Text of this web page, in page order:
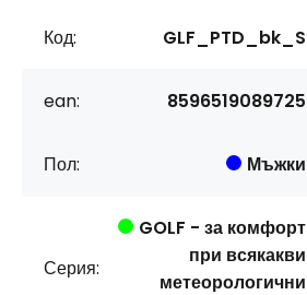
Код: GLF_PTD_bk_S
ean: 8596519089725
Пол: Мъжки
Серия:
GOLF - за комфорт
при всякакви
метеорологични